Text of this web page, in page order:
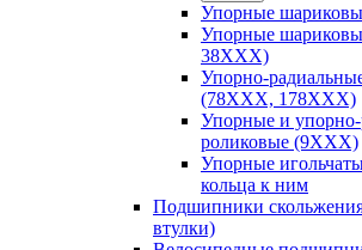
Упорные
Упорные
38ХХХ)
Упорно-
(78XXX, 178ХХХ)
Упорные и
роликовые (9ХХХ)
Упорные
кольца к ним
Подшипники
втулки)